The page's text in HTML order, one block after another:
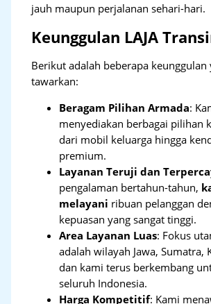
jauh maupun perjalanan sehari-hari.
Keunggulan LAJA
Berikut adalah beberapa keunggulan
tawarkan:
Beragam Pilihan Armada:
menyediakan berbagai pilihan
dari mobil keluarga hingga
premium.
Layanan Teruji dan
pengalaman bertahun-tahun,
melayani ribuan pelanggan
kepuasan yang sangat tinggi.
Area Layanan Luas: Fokus
adalah wilayah Jawa, Sumatra,
dan kami terus berkembang
seluruh Indonesia.
Harga Kompetitif: Kami